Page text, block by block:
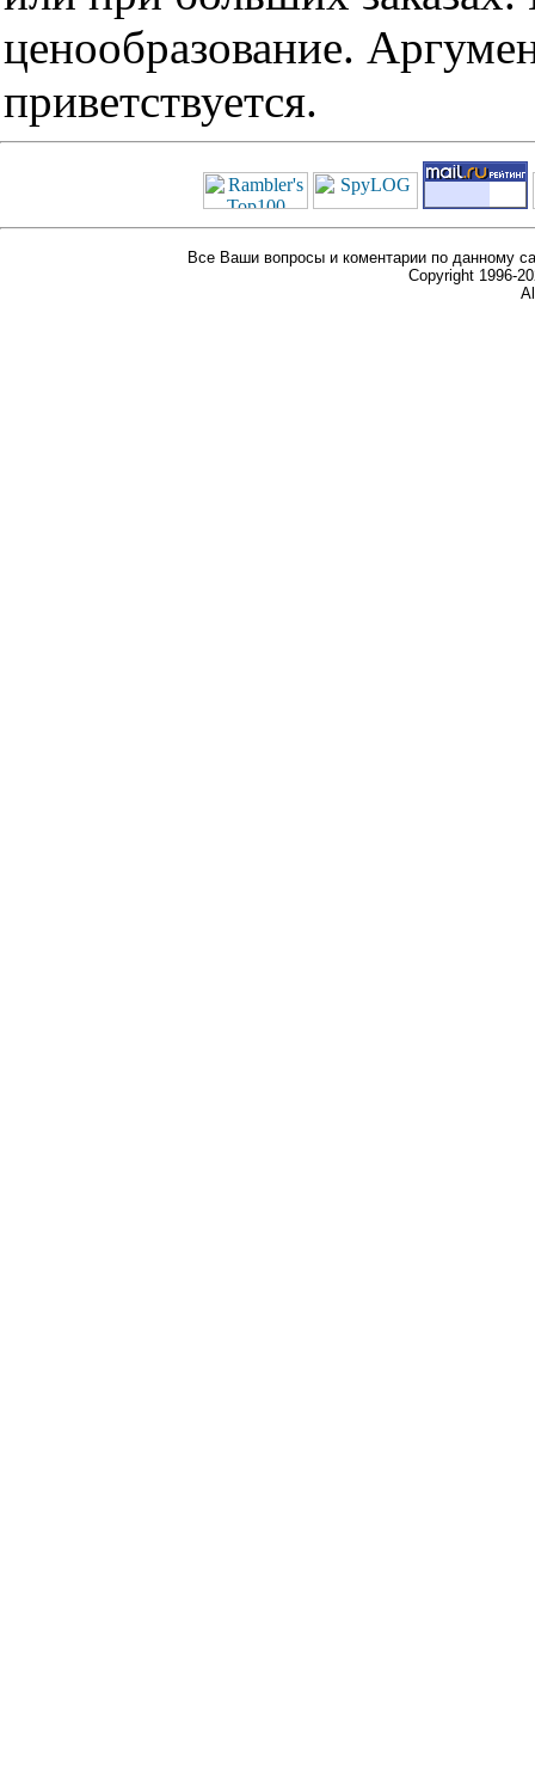
ценообразование.
приветствуется.
Все Ваши вопросы и коментарии по данному
Copyright 1996-